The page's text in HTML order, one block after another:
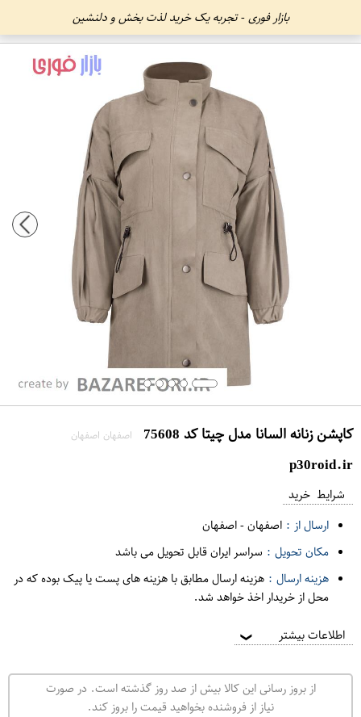
بازار فوری - تجربه یک خرید لذت بخش و دلنشین
کاپشن زنانه السانا مدل چیتا کد 75608 اصفهان اصفهان
p30roid.ir
شرایط خرید
ارسال از : اصفهان-اصفهان
مکان تحویل : سراسر ایران قابل تحویل می باشد
هزینه ارسال : هزینه ارسال مطابق با هزینه های پست یا پیک بوده که در
محل از خریدار اخذ خواهد شد.
اطلاعات بیشتر ❯
از بروز رسانی این کالا بیش از صد روز گذشته است. در صورت
نیاز از فروشنده بخواهید قیمت را بروز کند.